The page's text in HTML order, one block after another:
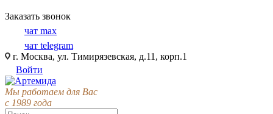
Заказать звонок
чат max
чат telegram
г. Москва, ул. Тимирязевская, д.11, корп.1
Войти
Мы работаем для Вас
с 1989 года